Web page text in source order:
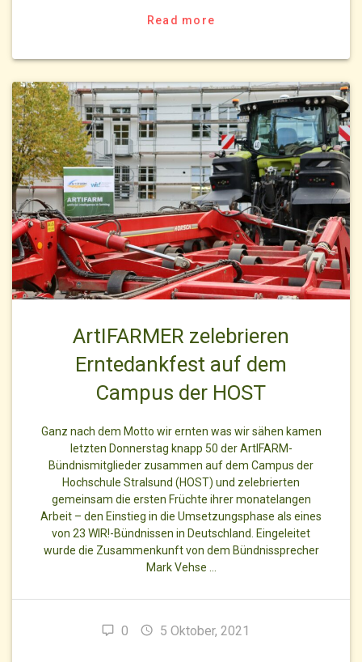
Read more
ArtIFARMER zelebrieren
Erntedankfest auf dem
Campus der HOST
Ganz nach dem Motto wir ernten was wir sähen kamen
letzten Donnerstag knapp 50 der ArtIFARM-
Bündnismitglieder zusammen auf dem Campus der
Hochschule Stralsund (HOST) und zelebrierten
gemeinsam die ersten Früchte ihrer monatelangen
Arbeit – den Einstieg in die Umsetzungsphase als eines
von 23 WIR!-Bündnissen in Deutschland. Eingeleitet
wurde die Zusammenkunft von dem Bündnissprecher
Mark Vehse …
0 5 Oktober, 2021